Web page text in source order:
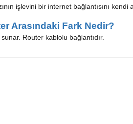
işlevini bir internet bağlantısını
Arasındaki Fark Nedir?
Router kablolu bağlantıdır.